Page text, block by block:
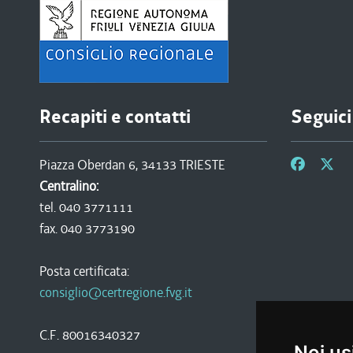
Recapiti e contatti
Piazza Oberdan 6, 34133 TRIESTE
Centralino:
tel. 040 3771111
fax. 040 3773190
Posta certificata:
consiglio@certregione.fvg.it
C.F. 80016340327